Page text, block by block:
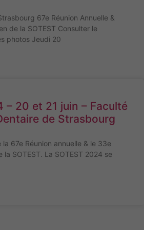
67e Réunion Annuelle &
de la SOTEST Consulter le
photos Jeudi 20
– 20 et 21 juin – Faculté
de Strasbourg
la 67e Réunion annuelle & le 33e
la SOTEST. La SOTEST 2024 se
site Web, en
fonction de
Web est
utilisé.